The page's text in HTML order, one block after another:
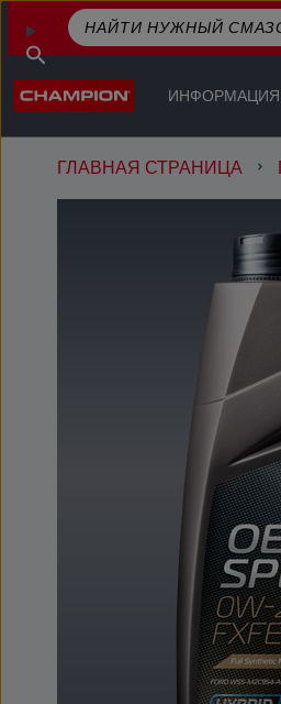
ИНФОРМАЦИЯ О
НАЙТИ НУЖНЫЙ
ГЛАВНАЯ СТРАНИЦА